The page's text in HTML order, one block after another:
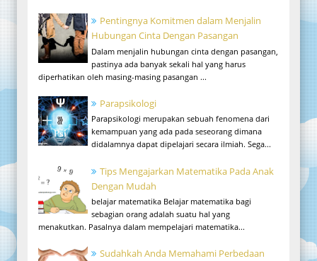
Pentingnya Komitmen dalam Menjalin
Hubungan Cinta Dengan Pasangan
Dalam menjalin hubungan cinta dengan pasangan,
pastinya ada banyak sekali hal yang harus
diperhatikan oleh masing-masing pasangan ...
Parapsikologi
Parapsikologi merupakan sebuah fenomena dari
kemampuan yang ada pada seseorang dimana
didalamnya dapat dipelajari secara ilmiah. Sega...
Tips Mengajarkan Matematika Pada Anak
Dengan Mudah
belajar matematika Belajar matematika bagi
sebagian orang adalah suatu hal yang
menakutkan. Pasalnya dalam mempelajari matematika...
Sudahkah Anda Memahami Perbedaan